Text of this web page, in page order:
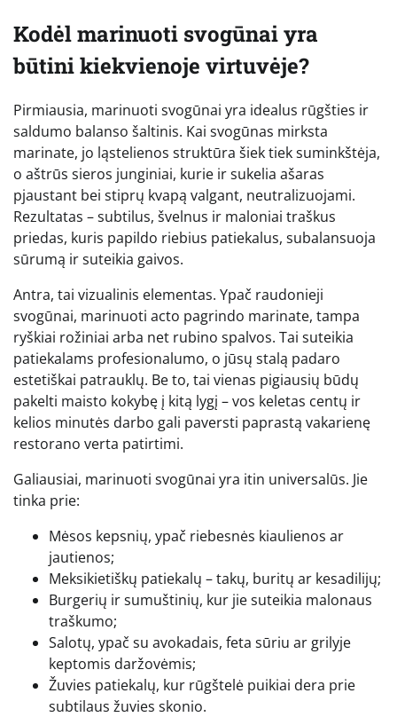
Kodėl marinuoti svogūnai yra
būtini kiekvienoje virtuvėje?
Pirmiausia, marinuoti svogūnai yra idealus rūgšties ir
saldumo balanso šaltinis. Kai svogūnas mirksta
marinate, jo ląstelienos struktūra šiek tiek suminkštėja,
o aštrūs sieros junginiai, kurie ir sukelia ašaras
pjaustant bei stiprų kvapą valgant, neutralizuojami.
Rezultatas – subtilus, švelnus ir maloniai traškus
priedas, kuris papildo riebius patiekalus, subalansuoja
sūrumą ir suteikia gaivos.
Antra, tai vizualinis elementas. Ypač raudonieji
svogūnai, marinuoti acto pagrindo marinate, tampa
ryškiai rožiniai arba net rubino spalvos. Tai suteikia
patiekalams profesionalumo, o jūsų stalą padaro
estetiškai patrauklų. Be to, tai vienas pigiausių būdų
pakelti maisto kokybę į kitą lygį – vos keletas centų ir
kelios minutės darbo gali paversti paprastą vakarienę
restorano verta patirtimi.
Galiausiai, marinuoti svogūnai yra itin universalūs. Jie
tinka prie:
Mėsos kepsnių, ypač riebesnės kiaulienos ar
jautienos;
Meksikietiškų patiekalų – takų, buritų ar kesadilijų;
Burgerių ir sumuštinių, kur jie suteikia malonaus
traškumo;
Salotų, ypač su avokadais, feta sūriu ar grilyje
keptomis daržovėmis;
Žuvies patiekalų, kur rūgštelė puikiai dera prie
subtilaus žuvies skonio.